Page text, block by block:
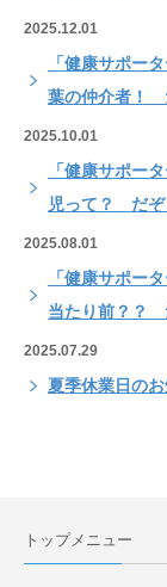
2025.12.01
「健康サポー
葉の仲介者！
2025.10.01
「健康サポー
児って？ だぞ
2025.08.01
「健康サポー
当たり前？？
2025.07.29
夏季休業日の
トップメニュー